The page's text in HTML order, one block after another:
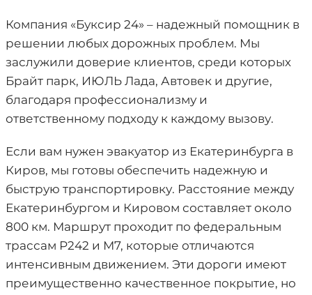
Компания «Буксир 24» – надежный помощник в
решении любых дорожных проблем. Мы
заслужили доверие клиентов, среди которых
Брайт парк, ИЮЛЬ Лада, Автовек и другие,
благодаря профессионализму и
ответственному подходу к каждому вызову.
Если вам нужен эвакуатор из Екатеринбурга в
Киров, мы готовы обеспечить надежную и
быструю транспортировку. Расстояние между
Екатеринбургом и Кировом составляет около
800 км. Маршрут проходит по федеральным
трассам Р242 и М7, которые отличаются
интенсивным движением. Эти дороги имеют
преимущественно качественное покрытие, но